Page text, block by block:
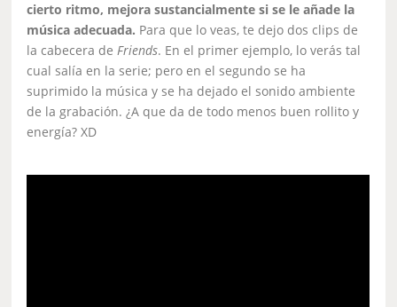
cierto ritmo, mejora sustancialmente si se le añade la
música adecuada. Para que lo veas, te dejo dos clips de
la cabecera de Friends. En el primer ejemplo, lo verás tal
cual salía en la serie; pero en el segundo se ha
suprimido la música y se ha dejado el sonido ambiente
de la grabación. ¿A que da de todo menos buen rollito y
energía? XD